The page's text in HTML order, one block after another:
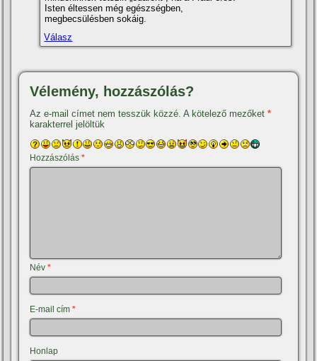
Isten éltessen még egészségben,
megbecsülésben sokáig.
Válasz
Vélemény, hozzászólás?
Az e-mail címet nem tesszük közzé. A kötelező mezőket*
karakterrel jelöltük
Hozzászólás*
Név*
E-mail cím*
Honlap